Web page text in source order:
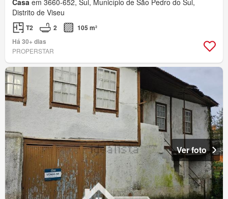
Distrito de Viseu
T2 2
105 m²
Há 30+ dias
PROPERSTAR
Ver foto